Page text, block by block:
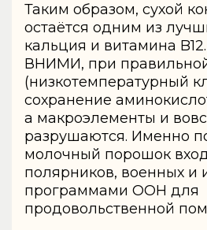
Таким образом, сухой
остаётся одним из
кальция и витамина
ВНИМИ, при
(низкотемпературный
сохранение
а макроэлементы и
разрушаются. Именно
молочный порошок
полярников, военных и
программами ООН для
продовольственной